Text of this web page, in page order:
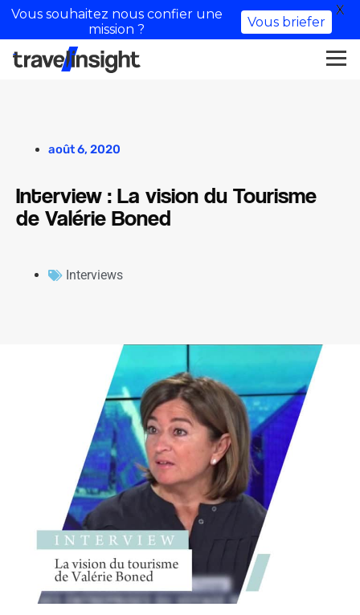
août 6, 2020
Interview : La vision du Tourisme
de Valérie Boned
Interviews
Vous souhaitez nous confier une
mission ?
Vous briefer
X